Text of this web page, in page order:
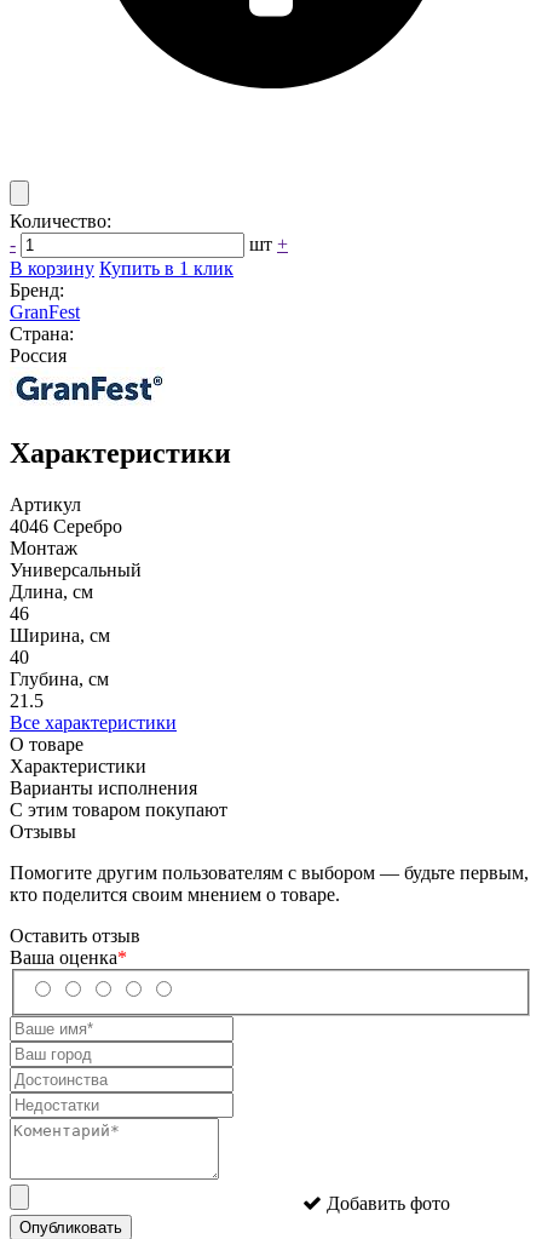
Количество:
-
шт +
В корзину Купить в 1 клик
Бренд:
GranFest
Страна:
Россия
Характеристики
Артикул
4046 Серебро
Монтаж
Универсальный
Длина, см
46
Ширина, см
40
Глубина, см
21.5
Все характеристики
О товаре
Характеристики
Варианты исполнения
С этим товаром покупают
Отзывы
Помогите другим пользователям с выбором — будьте первым,
кто поделится своим мнением о товаре.
Оставить отзыв
Ваша оценка*
Добавить фото
Опубликовать